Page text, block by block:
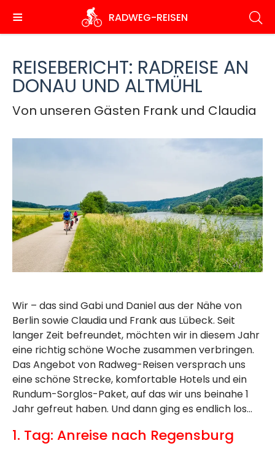
zum
Inhalt
RADWEG-REISEN
REISEBERICHT: RADREISE AN
DONAU UND ALTMÜHL
Von unseren Gästen Frank und Claudia
Wir – das sind Gabi und Daniel aus der Nähe von
Berlin sowie Claudia und Frank aus Lübeck. Seit
langer Zeit befreundet, möchten wir in diesem Jahr
eine richtig schöne Woche zusammen verbringen.
Das Angebot von Radweg-Reisen versprach uns
eine schöne Strecke, komfortable Hotels und ein
Rundum-Sorglos-Paket, auf das wir uns beinahe 1
Jahr gefreut haben. Und dann ging es endlich los…
1. Tag: Anreise nach Regensburg